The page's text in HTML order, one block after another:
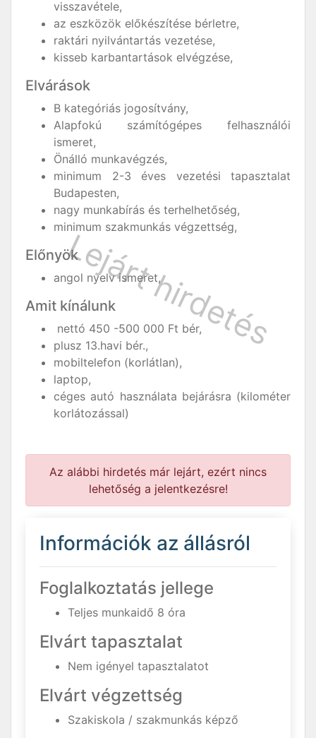
visszavétele,
az eszközök előkészítése bérletre,
raktári nyilvántartás vezetése,
kisseb karbantartások elvégzése,
Elvárások
B kategóriás jogosítvány,
Alapfokú számítógépes felhasználói
ismeret,
Önálló munkavégzés,
minimum 2-3 éves vezetési tapasztalat
Budapesten,
nagy munkabírás és terhelhetőség,
minimum szakmunkás végzettség,
Előnyök
angol nyelv ismeret,
Amit kínálunk
nettó 450 -500 000 Ft bér,
plusz 13.havi bér.,
mobiltelefon (korlátlan),
laptop,
céges autó használata bejárásra (kilométer
korlátozással)
Az alábbi hirdetés már lejárt, ezért nincs
lehetőség a jelentkezésre!
Információk az állásról
Foglalkoztatás jellege
Teljes munkaidő 8 óra
Elvárt tapasztalat
Nem igényel tapasztalatot
Elvárt végzettség
Szakiskola / szakmunkás képző